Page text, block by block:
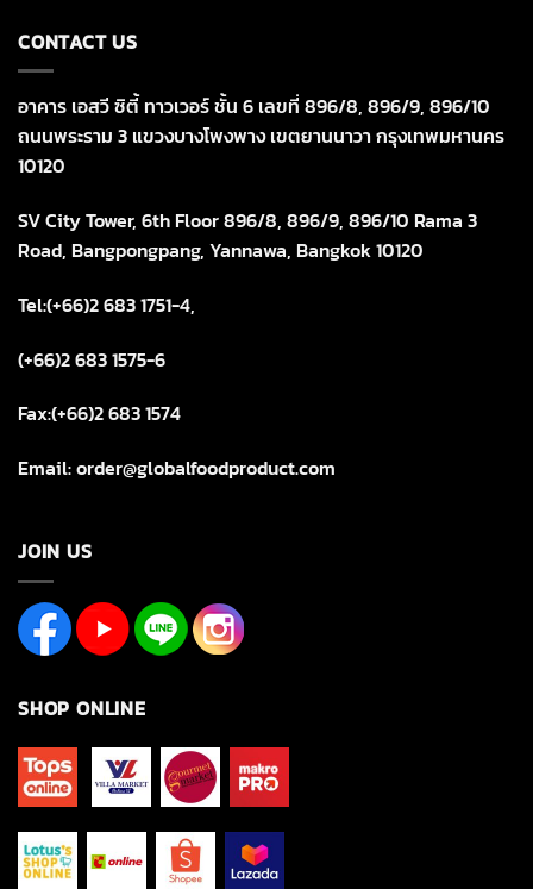
CONTACT US
อาคาร เอสวี ซิตี้ ทาวเวอร์ ชั้น 6 เลขที่ 896/8, 896/9, 896/10
ถนนพระราม 3 แขวงบางโพงพาง เขตยานนาวา กรุงเทพมหานคร
10120
SV City Tower, 6th Floor 896/8, 896/9, 896/10 Rama 3
Road, Bangpongpang, Yannawa, Bangkok 10120
Tel:(+66)2 683 1751-4,
(+66)2 683 1575-6
Fax:(+66)2 683 1574
Email: order@globalfoodproduct.com
JOIN US
SHOP ONLINE